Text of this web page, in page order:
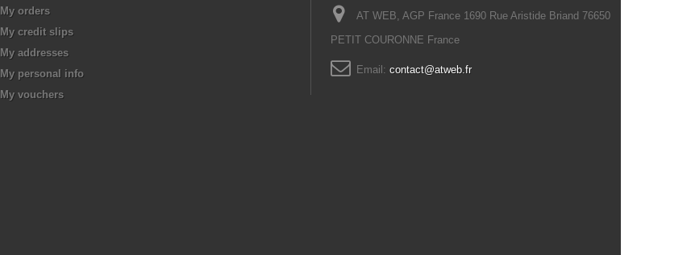
My orders
My credit slips
My addresses
My personal info
My vouchers
AT WEB, AGP France 1690 Rue Aristide Briand 76650
PETIT COURONNE France
Email: contact@atweb.fr